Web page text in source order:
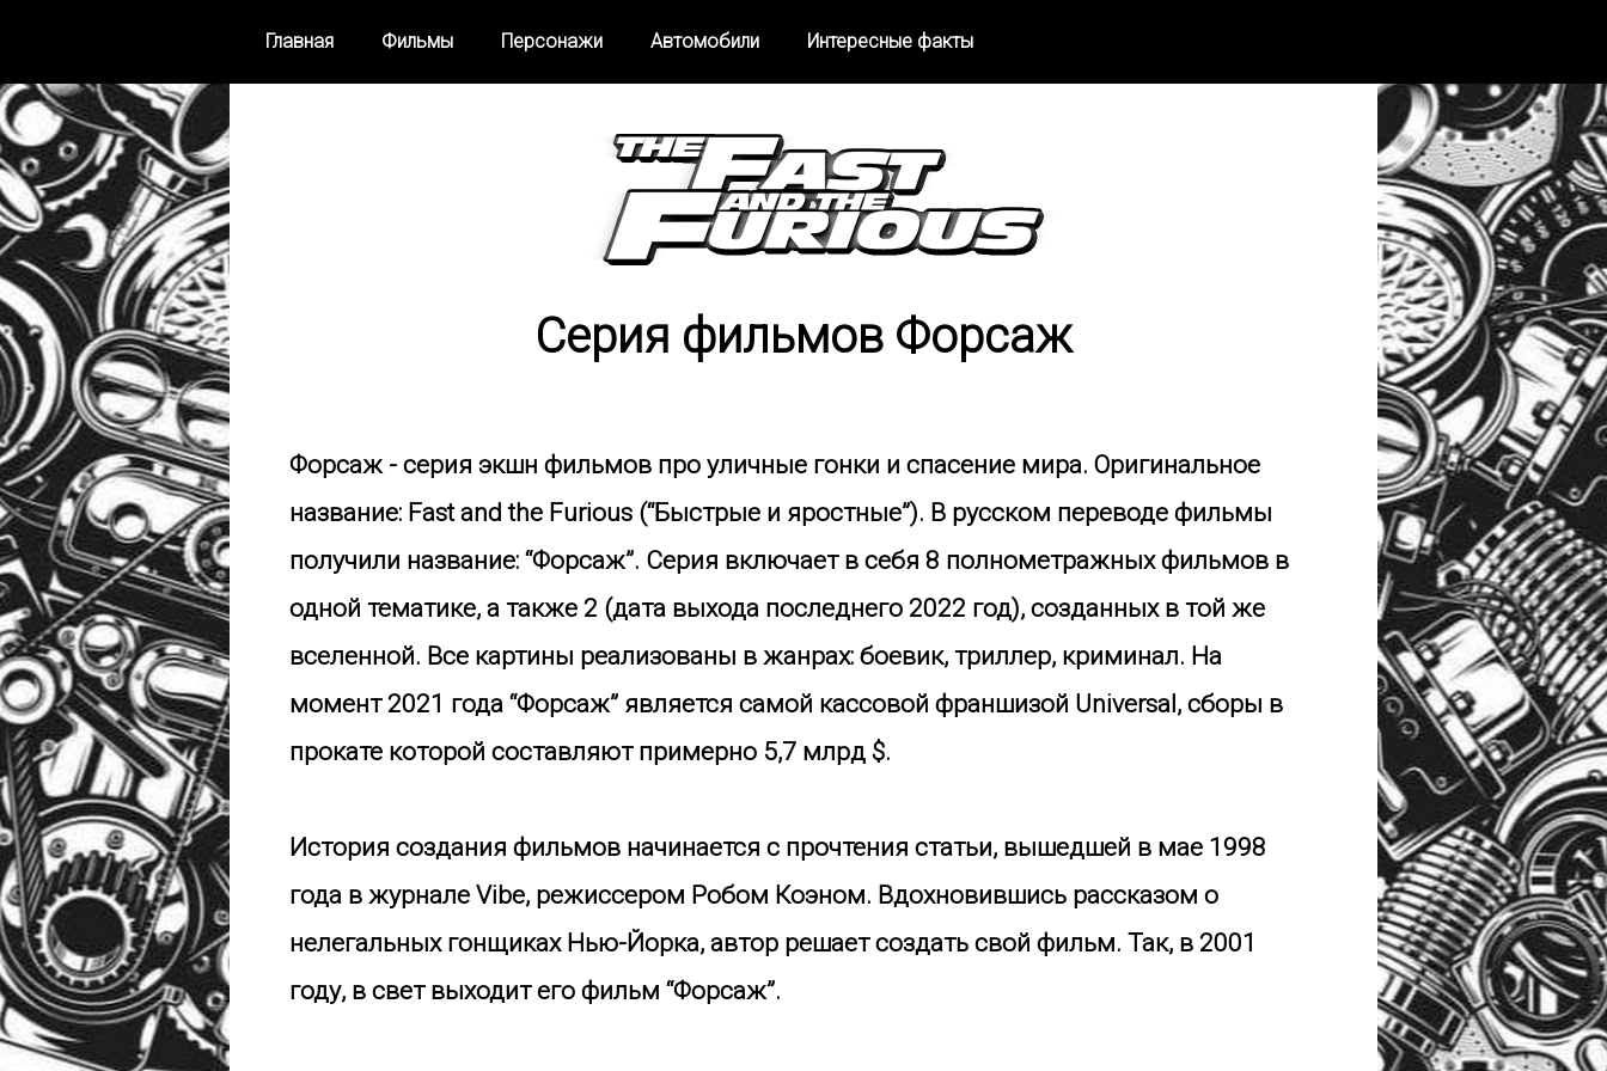
Главная Фильмы Персонажи Автомобили Интересные факты
Серия фильмов Форсаж
Форсаж - серия экшн фильмов про уличные гонки и спасение мира. Оригинальное
название: Fast and the Furious (“Быстрые и яростные”). В русском переводе фильмы
получили название: “Форсаж”. Серия включает в себя 8 полнометражных фильмов в
одной тематике, а также 2 (дата выхода последнего 2022 год), созданных в той же
вселенной. Все картины реализованы в жанрах: боевик, триллер, криминал. На
момент 2021 года “Форсаж” является самой кассовой франшизой Universal, сборы в
прокате которой составляют примерно 5,7 млрд $.
История создания фильмов начинается с прочтения статьи, вышедшей в мае 1998
года в журнале Vibe, режиссером Робом Коэном. Вдохновившись рассказом о
нелегальных гонщиках Нью-Йорка, автор решает создать свой фильм. Так, в 2001
году, в свет выходит его фильм “Форсаж”.